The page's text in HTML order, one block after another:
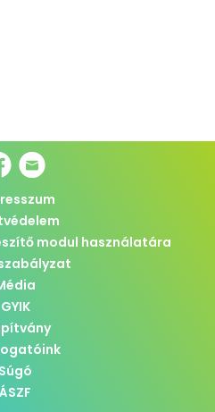
modul használatára
GYIK
Súgó
ÁSZF